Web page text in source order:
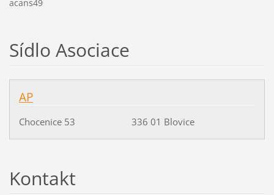
acans49
Sídlo Asociace
AP
Chocenice 53 336 01 Blovice
Kontakt